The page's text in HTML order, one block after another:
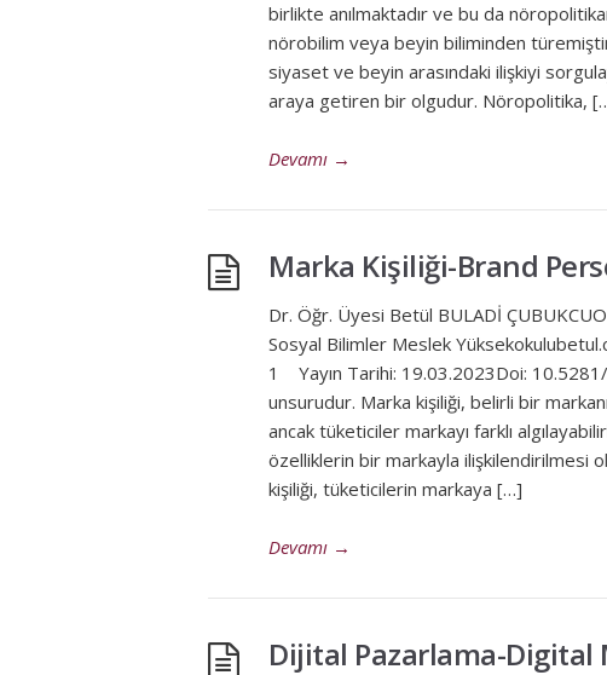
birlikte anılmaktadır ve bu da
nörobilim veya beyin biliminden
siyaset ve beyin arasındaki ilişkiyi
araya getiren bir olgudur. Nöropolitika,
Devamı →
Marka Kişiliği-Brand
Dr. Öğr. Üyesi Betül BULADİ
Sosyal Bilimler Meslek
1 Yayın Tarihi: 19.03.2023Doi:
unsurudur. Marka kişiliği, belirli bir
ancak tüketiciler markayı farklı
özelliklerin bir markayla ilişkilendirilmesi
kişiliği, tüketicilerin markaya […]
Devamı →
Dijital Pazarlama-